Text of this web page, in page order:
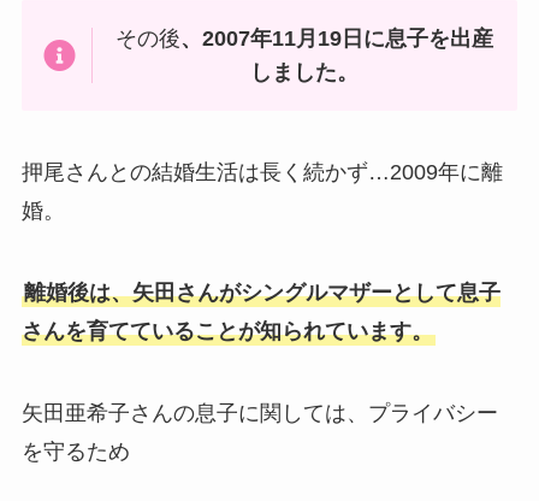
その後、2007年11月19日に息子を出産
しました。
押尾さんとの結婚生活は長く続かず…2009年に離
婚。
離婚後は、矢田さんがシングルマザーとして息子
さんを育てていることが知られています。
矢田亜希子さんの息子に関しては、プライバシー
を守るため